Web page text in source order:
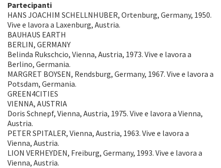
Partecipanti
HANS JOACHIM SCHELLNHUBER, Ortenburg, Germany, 1950.
Vive e lavora a Laxenburg, Austria.
BAUHAUS EARTH
BERLIN, GERMANY
Belinda Rukschcio, Vienna, Austria, 1973. Vive e lavora a
Berlino, Germania.
MARGRET BOYSEN, Rendsburg, Germany, 1967. Vive e lavora a
Potsdam, Germania.
GREEN4CITIES
VIENNA, AUSTRIA
Doris Schnepf, Vienna, Austria, 1975. Vive e lavora a Vienna,
Austria.
PETER SPITALER, Vienna, Austria, 1963. Vive e lavora a
Vienna, Austria.
LION VERHEYDEN, Freiburg, Germany, 1993. Vive e lavora a
Vienna, Austria.